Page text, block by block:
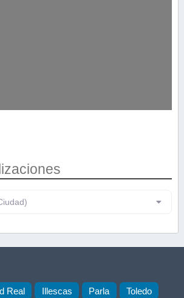
Real Illescas Parla Toledo